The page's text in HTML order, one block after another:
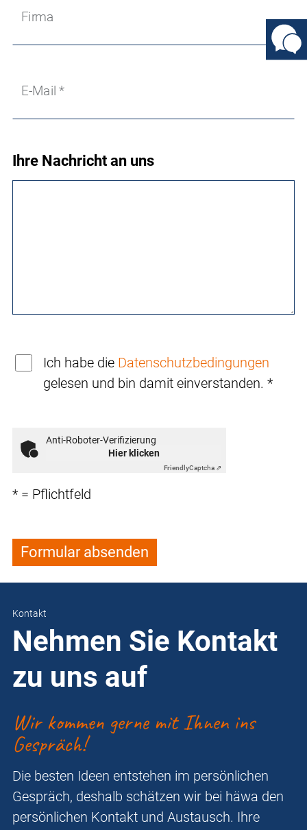
Firma
E-Mail*
Ihre Nachricht an uns
Ich habe die Datenschutzbedingungen
gelesen und bin damit einverstanden. *
Anti-Roboter-Verifizierung
Hier klicken
FriendlyCaptcha ⇗
* = Pflichtfeld
Formular absenden
Kontakt
Nehmen Sie Kontakt
zu uns auf
Wir kommen gerne mit Ihnen ins
Gespräch!
Die besten Ideen entstehen im persönlichen
Gespräch, deshalb schätzen wir bei häwa den
persönlichen Kontakt und Austausch. Ihre